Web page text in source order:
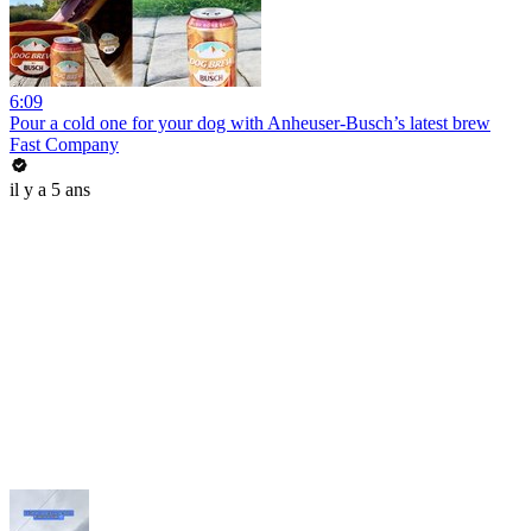
6:09
Pour a cold one for your dog with Anheuser-Busch’s latest brew
Fast Company
il y a 5 ans